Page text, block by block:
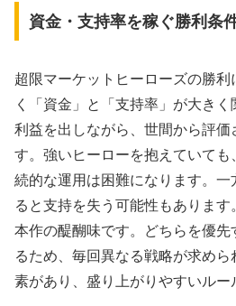
資金・支持率を稼ぐ勝利条
超限マーケットヒーローズの勝
く「資金」と「支持率」が大き
利益を出しながら、世間から評
す。強いヒーローを抱えていて
続的な運用は困難になります。
ると支持を失う可能性もありま
本作の醍醐味です。どちらを優
るため、毎回異なる戦略が求め
素があり、盛り上がりやすいルー